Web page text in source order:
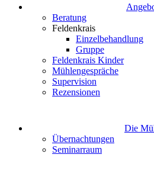
Beratung
Feldenkrais
Einzelbehandlung
Gruppe
Feldenkrais Kinder
Mühlengespräche
Supervision
Rezensionen
Die
Übernachtungen
Seminarraum